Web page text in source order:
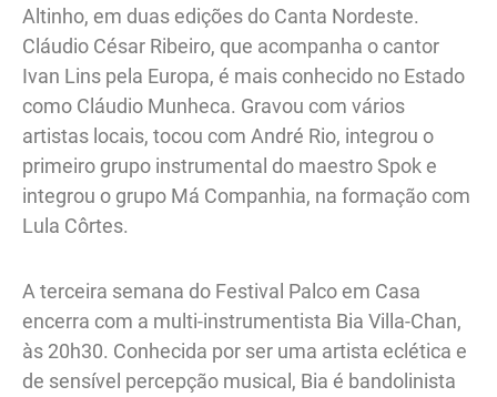
Altinho, em duas edições do Canta Nordeste.
Cláudio César Ribeiro, que acompanha o cantor
Ivan Lins pela Europa, é mais conhecido no Estado
como Cláudio Munheca. Gravou com vários
artistas locais, tocou com André Rio, integrou o
primeiro grupo instrumental do maestro Spok e
integrou o grupo Má Companhia, na formação com
Lula Côrtes.
A terceira semana do Festival Palco em Casa
encerra com a multi-instrumentista Bia Villa-Chan,
às 20h30. Conhecida por ser uma artista eclética e
de sensível percepção musical, Bia é bandolinista